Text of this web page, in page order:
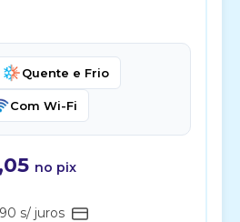
Quente e Frio
Com Wi-Fi
no pix
s/ juros